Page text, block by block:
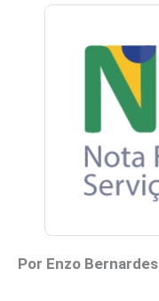
Por Enzo Bernardes